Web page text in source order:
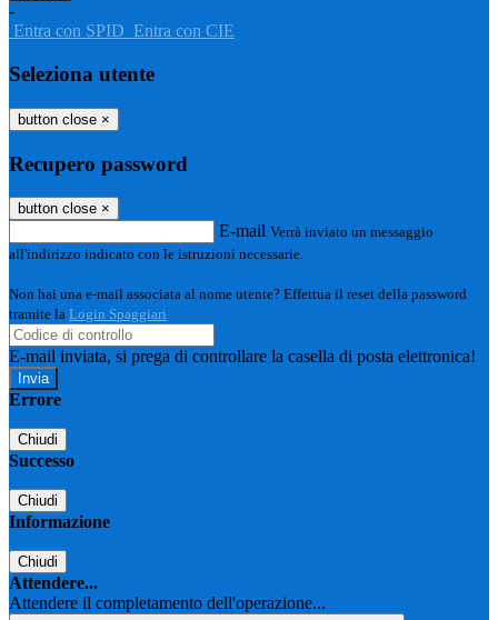
-
Entra con SPID Entra con CIE
Seleziona utente
button close ×
Recupero password
button close ×
E-mail Verrà inviato un messaggio
all'indirizzo indicato con le istruzioni necessarie.
Non hai una e-mail associata al nome utente? Effettua il reset della password
tramite la Login Spaggiari
E-mail inviata, si prega di controllare la casella di posta elettronica!
Errore
Chiudi
Successo
Chiudi
Informazione
Chiudi
Attendere...
Attendere il completamento dell'operazione...